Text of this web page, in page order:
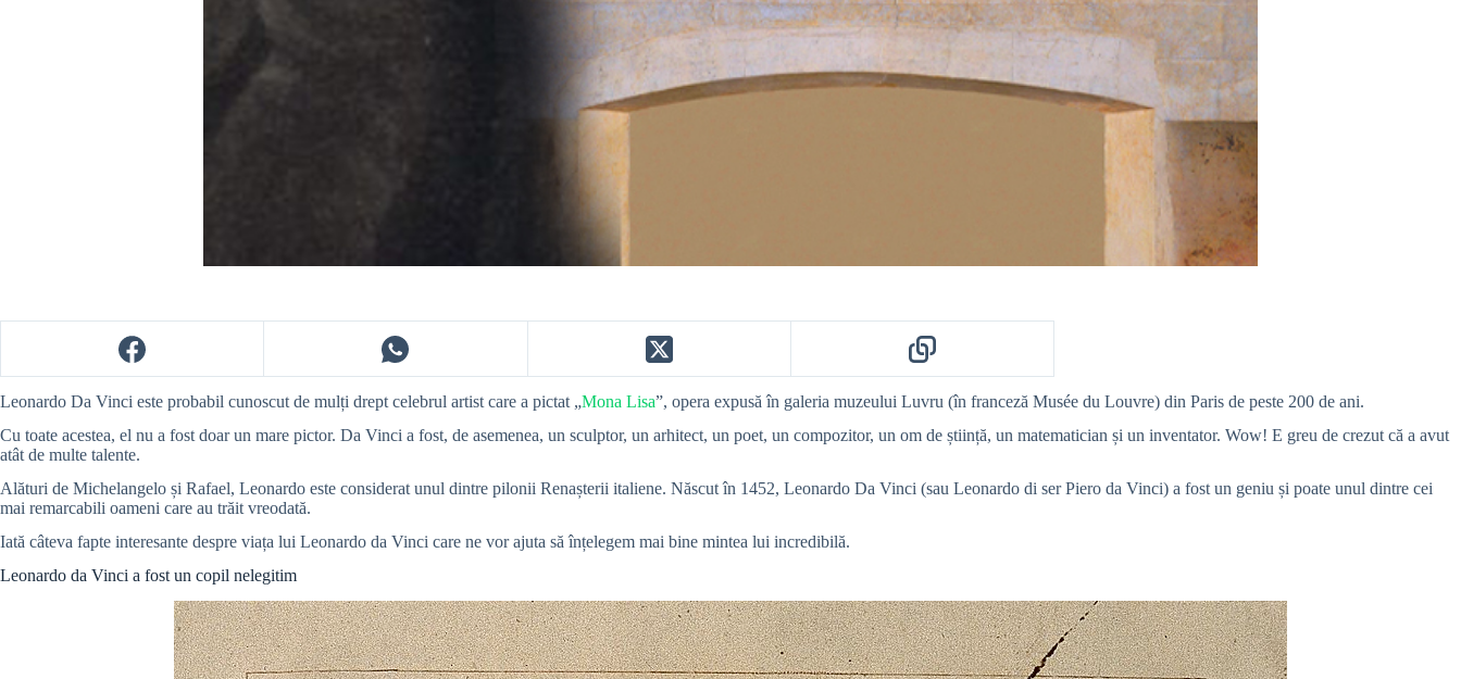
Leonardo Da Vinci este probabil cunoscut de mulți drept celebrul artist care a pictat „Mona Lisa”, opera expusă în galeria muzeului Luvru (în franceză Musée du Louvre) din Paris de peste 200 de ani.
Cu toate acestea, el nu a fost doar un mare pictor. Da Vinci a fost, de asemenea, un sculptor, un arhitect, un poet, un compozitor, un om de știință, un matematician și un inventator. Wow! E greu de crezut că a avut
atât de multe talente.
Alături de Michelangelo și Rafael, Leonardo este considerat unul dintre pilonii Renașterii italiene. Născut în 1452, Leonardo Da Vinci (sau Leonardo di ser Piero da Vinci) a fost un geniu și poate unul dintre cei
mai remarcabili oameni care au trăit vreodată.
Iată câteva fapte interesante despre viața lui Leonardo da Vinci care ne vor ajuta să înțelegem mai bine mintea lui incredibilă.
Leonardo da Vinci a fost un copil nelegitim